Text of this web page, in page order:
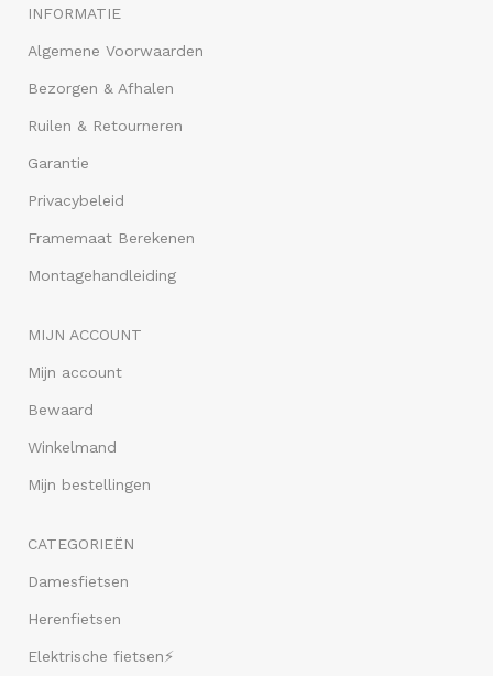
INFORMATIE
Algemene Voorwaarden
Bezorgen & Afhalen
Ruilen & Retourneren
Garantie
Privacybeleid
Framemaat Berekenen
Montagehandleiding
MIJN ACCOUNT
Mijn account
Bewaard
Winkelmand
Mijn bestellingen
CATEGORIEËN
Damesfietsen
Herenfietsen
Elektrische fietsen⚡